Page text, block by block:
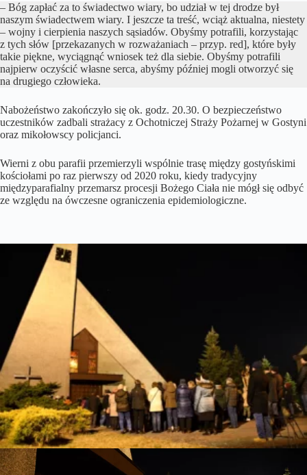
– Bóg zapłać za to świadectwo wiary, bo udział w tej drodze był
naszym świadectwem wiary. I jeszcze ta treść, wciąż aktualna, niestety
– wojny i cierpienia naszych sąsiadów. Obyśmy potrafili, korzystając
z tych słów [przekazanych w rozważaniach – przyp. red], które były
takie piękne, wyciągnąć wniosek też dla siebie. Obyśmy potrafili
najpierw oczyścić własne serca, abyśmy później mogli otworzyć się
na drugiego człowieka.
Nabożeństwo zakończyło się ok. godz. 20.30. O bezpieczeństwo
uczestników zadbali strażacy z Ochotniczej Straży Pożarnej w Gostyni
oraz mikołowscy policjanci.
Wierni z obu parafii przemierzyli wspólnie trasę między gostyńskimi
kościołami po raz pierwszy od 2020 roku, kiedy tradycyjny
międzyparafialny przemarsz procesji Bożego Ciała nie mógł się odbyć
ze względu na ówczesne ograniczenia epidemiologiczne.